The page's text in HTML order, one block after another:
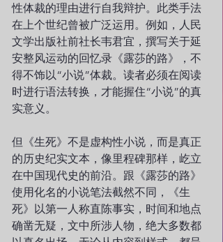
性体裁的理由进行自我辩护。此类手法
在上个世纪曾被广泛运用。例如，人民
文学出版社前社长韦君宜，撰写关于延
安整风运动的回忆录《露莎的路》，不
得不饰以“小说”体裁。读者必须在阅读
时进行语法转换，才能握住“小说”的真
实意义。
但《生死》不是虚构性小说，而是真正
的历史纪实文本，像里程碑那样，屹立
在中国现代史的前沿。跟《露莎的路》
使用化名的小说笔法截然不同，《生
死》以第一人称直陈事实，时间和地点
确凿无疑，文中所涉人物，绝大多数都